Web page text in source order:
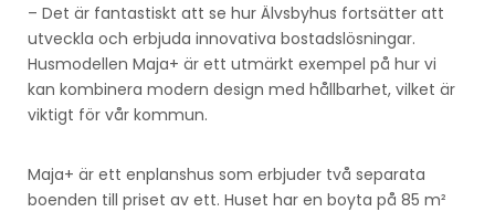
– Det är fantastiskt att se hur Älvsbyhus fortsätter att
utveckla och erbjuda innovativa bostadslösningar.
Husmodellen Maja+ är ett utmärkt exempel på hur vi
kan kombinera modern design med hållbarhet, vilket är
viktigt för vår kommun.
Maja+ är ett enplanshus som erbjuder två separata
boenden till priset av ett. Huset har en boyta på 85 m²